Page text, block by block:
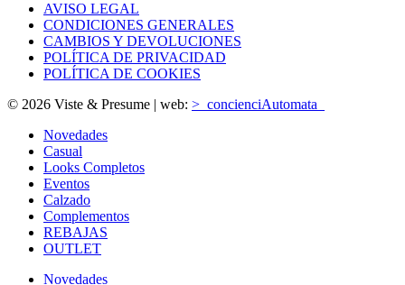
AVISO LEGAL
CONDICIONES GENERALES
CAMBIOS Y DEVOLUCIONES
POLÍTICA DE PRIVACIDAD
POLÍTICA DE COOKIES
© 2026 Viste & Presume | web: >_concienciAutomata_
Novedades
Casual
Looks Completos
Eventos
Calzado
Complementos
REBAJAS
OUTLET
Novedades